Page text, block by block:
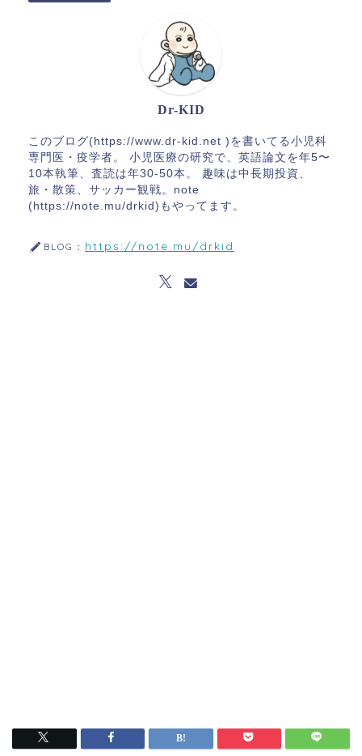
Dr-KID
このブログ(https://www.dr-kid.net )を書いてる小児科
専門医・疫学者。 小児医療の研究で、英語論文を年5〜
10本執筆、査読は年30-50本。 趣味は中長期投資、
旅・散策、サッカー観戦。note
(https://note.mu/drkid)もやってます。
BLOG： https://note.mu/drkid